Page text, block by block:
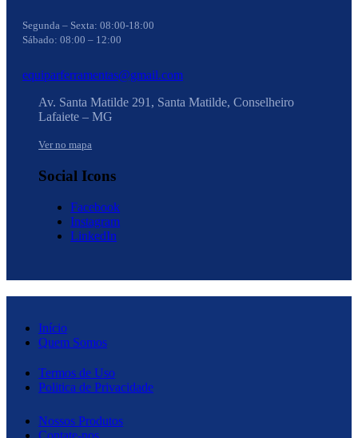
Segunda – Sexta: 08:00-18:00
Sábado: 08:00 – 12:00
equiparferramentas@gmail.com
Av. Santa Matilde 291, Santa Matilde, Conselheiro
Lafaiete – MG
Ver no mapa
Social Icons
Facebook
Instagram
LinkedIn
Início
Quem Somos
Termos de Uso
Politica de Privacidade
Nossos Produtos
Contate-nos